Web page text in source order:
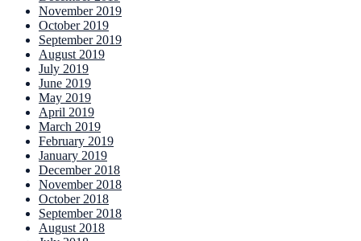
November 2019
October 2019
September 2019
August 2019
July 2019
June 2019
May 2019
April 2019
March 2019
February 2019
January 2019
December 2018
November 2018
October 2018
September 2018
August 2018